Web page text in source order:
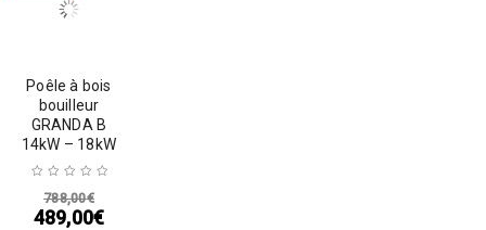
Poêle à bois
bouilleur
GRANDA B
14kW – 18kW
788,00€
489,00€